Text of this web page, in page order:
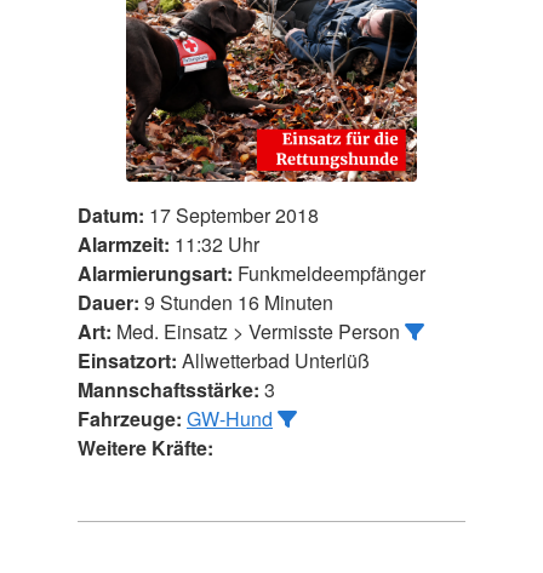
Datum: 17 September 2018
Alarmzeit: 11:32 Uhr
Alarmierungsart: Funkmeldeempfänger
Dauer: 9 Stunden 16 Minuten
Art: Med. Einsatz > Vermisste Person
Einsatzort: Allwetterbad Unterlüß
Mannschaftsstärke: 3
Fahrzeuge: GW-Hund
Weitere Kräfte: